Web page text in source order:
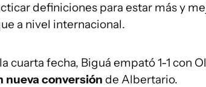
definiciones para estar más y
a nivel internacional.
cuarta fecha, Biguá empató 1-1 con
nueva conversión de Albertario.